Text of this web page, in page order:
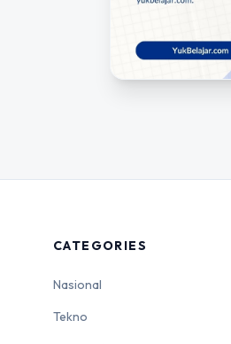
CATEGORIES
Nasional
Tekno